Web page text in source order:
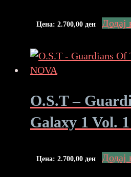
Цена: 2.700,00 ден Додај
O.S.T –
Galaxy 1 Vol.
Цена: 2.700,00 ден Додај